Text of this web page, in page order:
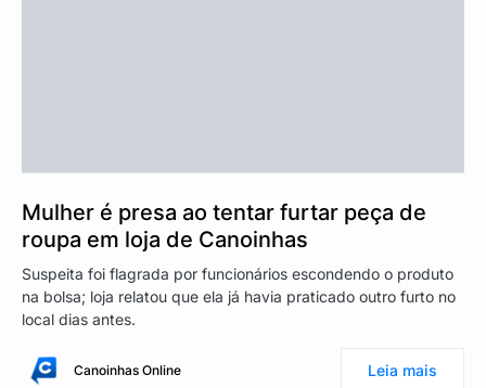
Mulher é presa ao tentar furtar peça de
roupa em loja de Canoinhas
Suspeita foi flagrada por funcionários escondendo o produto
na bolsa; loja relatou que ela já havia praticado outro furto no
local dias antes.
Canoinhas Online Leia mais